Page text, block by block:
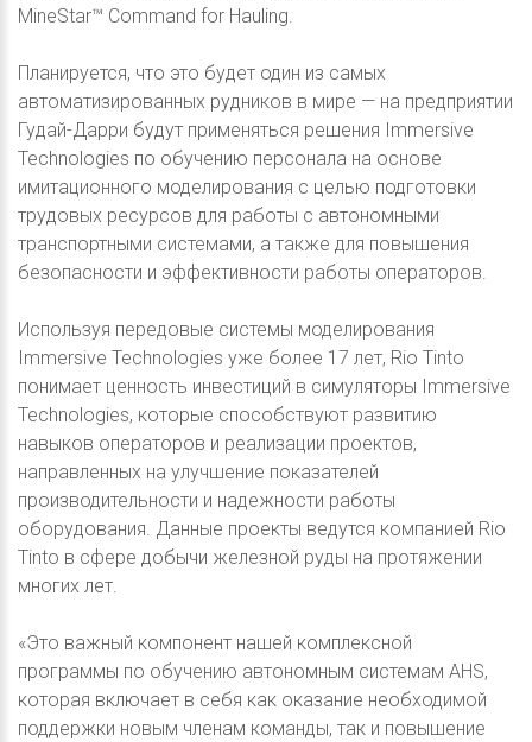
MineStar™ Command for Hauling.
Планируется, что это будет один из самых
автоматизированных рудников в мире — на предприятии
Гудай-Дарри будут применяться решения Immersive
Technologies по обучению персонала на основе
имитационного моделирования с целью подготовки
трудовых ресурсов для работы с автономными
транспортными системами, а также для повышения
безопасности и эффективности работы операторов.
Используя передовые системы моделирования
Immersive Technologies уже более 17 лет, Rio Tinto
понимает ценность инвестиций в симуляторы Immersive
Technologies, которые способствуют развитию
навыков операторов и реализации проектов,
направленных на улучшение показателей
производительности и надежности работы
оборудования. Данные проекты ведутся компанией Rio
Tinto в сфере добычи железной руды на протяжении
многих лет.
«Это важный компонент нашей комплексной
программы по обучению автономным системам AHS,
которая включает в себя как оказание необходимой
поддержки новым членам команды, так и повышение